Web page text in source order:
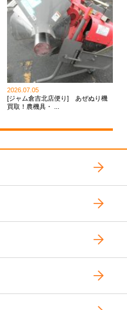
2026.07.05
[ジャム倉吉北店便り] あぜぬり機
買取！農機具・ ...